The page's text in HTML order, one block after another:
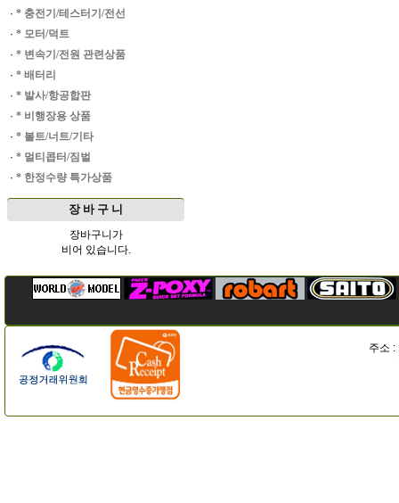
· * 충전기/테스터기/전선
· * 모터/덕트
· * 변속기/전원 관련상품
· * 배터리
· * 발사/항공합판
· * 비행장용 상품
· * 볼트/너트/기타
· * 멀티콥터/짐벌
· * 한정수량 특가상품
장 바 구 니
장바구니가
비어 있습니다.
주소